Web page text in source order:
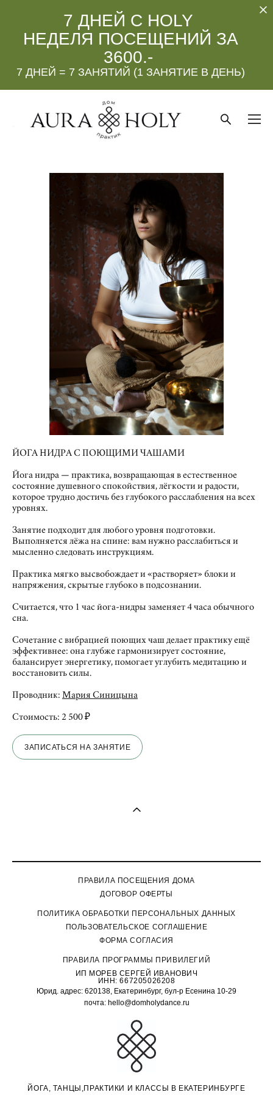
7 ДНЕЙ С HOLY
НЕДЕЛЯ ПОСЕЩЕНИЙ ЗА
3600.-
7 ДНЕЙ = 7 ЗАНЯТИЙ (1 ЗАНЯТИЕ В ДЕНЬ)
ЙОГА НИДРА С ПОЮЩИМИ ЧАШАМИ
Йога нидра — практика, возвращающая в естественное
состояние душевного спокойствия, лёгкости и радости,
которое трудно достичь без глубокого расслабления на всех
уровнях.
Занятие подходит для любого уровня подготовки.
Выполняется лёжа на спине: вам нужно расслабиться и
мысленно следовать инструкциям.
Практика мягко высвобождает и «растворяет» блоки и
напряжения, скрытые глубоко в подсознании.
Считается, что 1 час йога-нидры заменяет 4 часа обычного
сна.
Сочетание с вибрацией поющих чаш делает практику ещё
эффективнее: она глубже гармонизирует состояние,
балансирует энергетику, помогает углубить медитацию и
восстановить силы.
Проводник: Мария Синицына
Стоимость: 2 500 ₽
ЗАПИСАТЬСЯ НА ЗАНЯТИЕ
ПРАВИЛА ПОСЕЩЕНИЯ ДОМА
ДОГОВОР ОФЕРТЫ
ПОЛИТИКА ОБРАБОТКИ ПЕРСОНАЛЬНЫХ ДАННЫХ
ПОЛЬЗОВАТЕЛЬСКОЕ СОГЛАШЕНИЕ
ФОРМА СОГЛАСИЯ
ПРАВИЛА ПРОГРАММЫ ПРИВИЛЕГИЙ
ИП МОРЕВ СЕРГЕЙ ИВАНОВИЧ
ИНН: 667205026208
Юрид. адрес: 620138, Екатеринбург, бул-р Есенина 10-29
почта: hello@domholydance.ru
ЙОГА, ТАНЦЫ,ПРАКТИКИ И КЛАССЫ В ЕКАТЕРИНБУРГЕ